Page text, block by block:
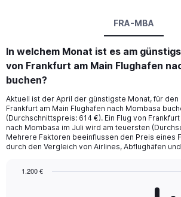
FRA-MBA
In welchem Monat ist es am
von Frankfurt am Main Flughafen
buchen?
Aktuell ist der April der günstigste Monat, für den
Frankfurt am Main Flughafen nach Mombasa
(Durchschnittspreis: 614 €). Ein Flug von
nach Mombasa im Juli wird am teuersten
Mehrere Faktoren beeinflussen den Preis eines
durch den Vergleich von Airlines, Abflughäfen
1.200 €